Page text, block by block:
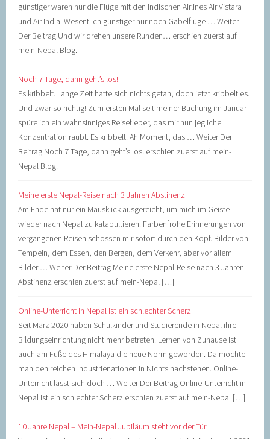
günstiger waren nur die Flüge mit den indischen Airlines Air Vistara
und Air India. Wesentlich günstiger nur noch Gabelflüge … Weiter
Der Beitrag Und wir drehen unsere Runden… erschien zuerst auf
mein-Nepal Blog.
Noch 7 Tage, dann geht’s los!
Es kribbelt. Lange Zeit hatte sich nichts getan, doch jetzt kribbelt es.
Und zwar so richtig! Zum ersten Mal seit meiner Buchung im Januar
spüre ich ein wahnsinniges Reisefieber, das mir nun jegliche
Konzentration raubt. Es kribbelt. Ah Moment, das … Weiter Der
Beitrag Noch 7 Tage, dann geht’s los! erschien zuerst auf mein-
Nepal Blog.
Meine erste Nepal-Reise nach 3 Jahren Abstinenz
Am Ende hat nur ein Mausklick ausgereicht, um mich im Geiste
wieder nach Nepal zu katapultieren. Farbenfrohe Erinnerungen von
vergangenen Reisen schossen mir sofort durch den Kopf. Bilder von
Tempeln, dem Essen, den Bergen, dem Verkehr, aber vor allem
Bilder … Weiter Der Beitrag Meine erste Nepal-Reise nach 3 Jahren
Abstinenz erschien zuerst auf mein-Nepal […]
Online-Unterricht in Nepal ist ein schlechter Scherz
Seit März 2020 haben Schulkinder und Studierende in Nepal ihre
Bildungseinrichtung nicht mehr betreten. Lernen von Zuhause ist
auch am Fuße des Himalaya die neue Norm geworden. Da möchte
man den reichen Industrienationen in Nichts nachstehen. Online-
Unterricht lässt sich doch … Weiter Der Beitrag Online-Unterricht in
Nepal ist ein schlechter Scherz erschien zuerst auf mein-Nepal […]
10 Jahre Nepal – Mein-Nepal Jubiläum steht vor der Tür